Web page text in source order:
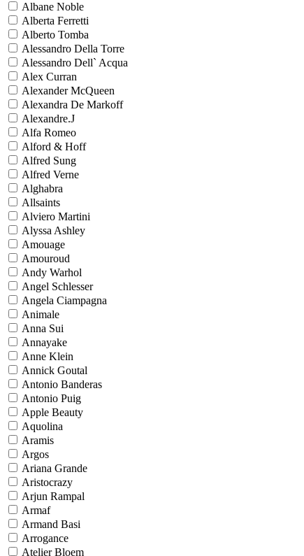
Albane Noble
Alberta Ferretti
Alberto Tomba
Alessandro Della Torre
Alessandro Dell` Acqua
Alex Curran
Alexander McQueen
Alexandra De Markoff
Alexandre.J
Alfa Romeo
Alford & Hoff
Alfred Sung
Alfred Verne
Alghabra
Allsaints
Alviero Martini
Alyssa Ashley
Amouage
Amouroud
Andy Warhol
Angel Schlesser
Angela Ciampagna
Animale
Anna Sui
Annayake
Anne Klein
Annick Goutal
Antonio Banderas
Antonio Puig
Apple Beauty
Aquolina
Aramis
Argos
Ariana Grande
Aristocrazy
Arjun Rampal
Armaf
Armand Basi
Arrogance
Atelier Bloem